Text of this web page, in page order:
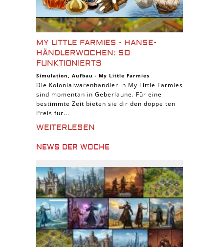
MY LITTLE FARMIES - HANSE-
HÄNDLERWOCHEN: SO
FUNKTIONIERTS
Simulation, Aufbau - My Little Farmies
Die Kolonialwarenhändler in My Little Farmies
sind momentan in Geberlaune. Für eine
bestimmte Zeit bieten sie dir den doppelten
Preis für...
WEITERLESEN
NEWS DER WOCHE